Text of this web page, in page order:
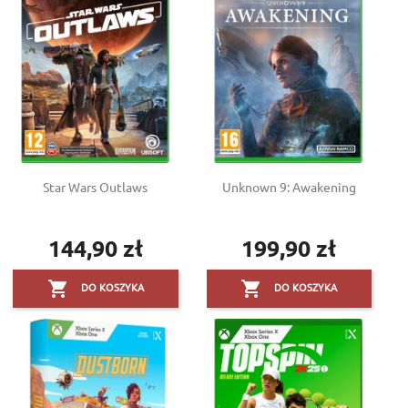
Star Wars Outlaws
Cena
144,90 zł
 DO KOSZYKA
Unknown 9: Awakening
Cena
199,90 zł
 DO KOSZYKA